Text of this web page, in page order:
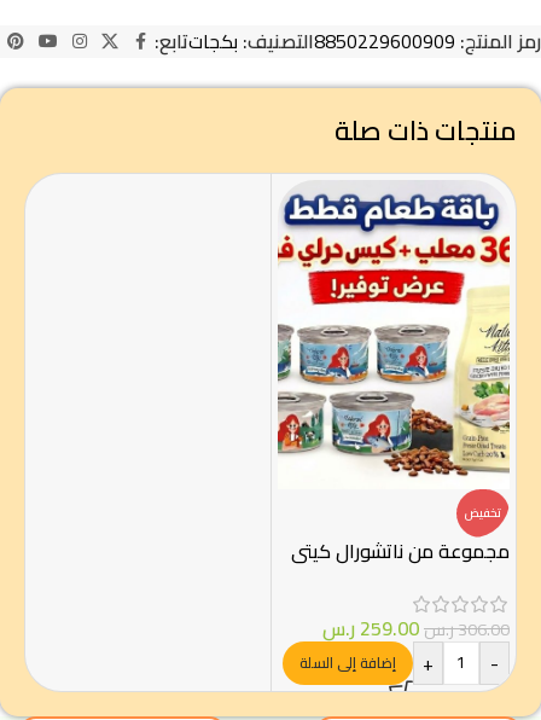
رمز المنتج: 8850229600909التصنيف: بكجاتتابع:
منتجات ذات صلة
تخفيض
مجموعة من ناتشورال كيتي
306.00ر.س259.00ر.س
-
+ إضافة إلى السلة